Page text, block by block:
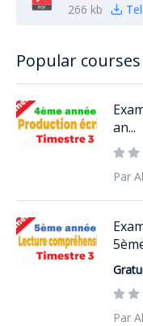
266 kb
Popular courses
an...
Par
Par